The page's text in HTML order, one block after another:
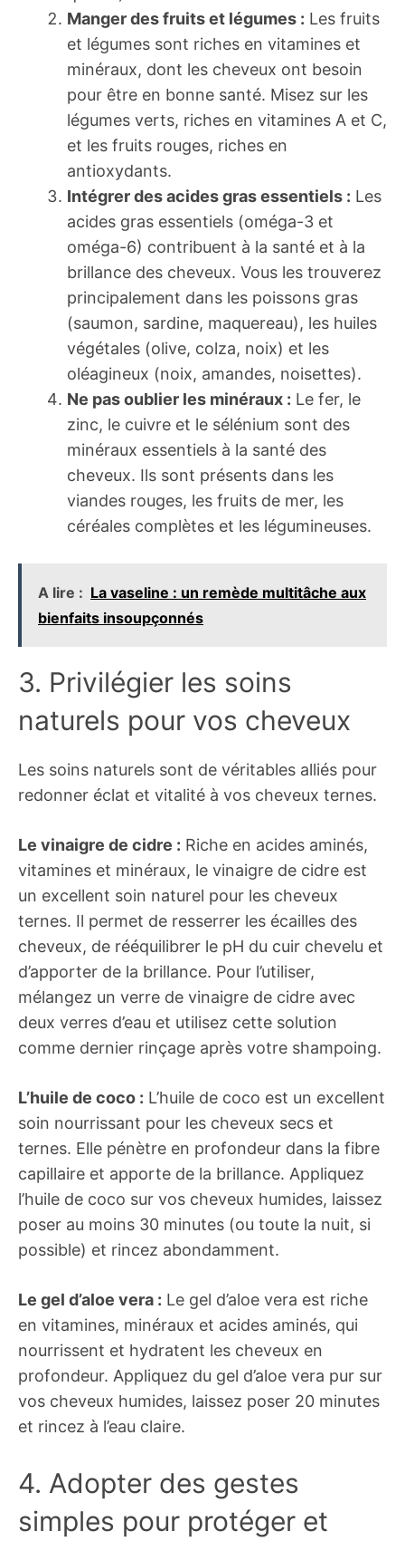
Manger des fruits et légumes : Les fruits
et légumes sont riches en vitamines et
minéraux, dont les cheveux ont besoin
pour être en bonne santé. Misez sur les
légumes verts, riches en vitamines A et C,
et les fruits rouges, riches en
antioxydants.
Intégrer des acides gras essentiels : Les
acides gras essentiels (oméga-3 et
oméga-6) contribuent à la santé et à la
brillance des cheveux. Vous les trouverez
principalement dans les poissons gras
(saumon, sardine, maquereau), les huiles
végétales (olive, colza, noix) et les
oléagineux (noix, amandes, noisettes).
Ne pas oublier les minéraux : Le fer, le
zinc, le cuivre et le sélénium sont des
minéraux essentiels à la santé des
cheveux. Ils sont présents dans les
viandes rouges, les fruits de mer, les
céréales complètes et les légumineuses.
A lire : La vaseline : un remède multitâche aux
bienfaits insoupçonnés
3. Privilégier les soins
naturels pour vos cheveux
Les soins naturels sont de véritables alliés pour
redonner éclat et vitalité à vos cheveux ternes.
Le vinaigre de cidre : Riche en acides aminés,
vitamines et minéraux, le vinaigre de cidre est
un excellent soin naturel pour les cheveux
ternes. Il permet de resserrer les écailles des
cheveux, de rééquilibrer le pH du cuir chevelu et
d’apporter de la brillance. Pour l’utiliser,
mélangez un verre de vinaigre de cidre avec
deux verres d’eau et utilisez cette solution
comme dernier rinçage après votre shampoing.
L’huile de coco : L’huile de coco est un excellent
soin nourrissant pour les cheveux secs et
ternes. Elle pénètre en profondeur dans la fibre
capillaire et apporte de la brillance. Appliquez
l’huile de coco sur vos cheveux humides, laissez
poser au moins 30 minutes (ou toute la nuit, si
possible) et rincez abondamment.
Le gel d’aloe vera : Le gel d’aloe vera est riche
en vitamines, minéraux et acides aminés, qui
nourrissent et hydratent les cheveux en
profondeur. Appliquez du gel d’aloe vera pur sur
vos cheveux humides, laissez poser 20 minutes
et rincez à l’eau claire.
4. Adopter des gestes
simples pour protéger et